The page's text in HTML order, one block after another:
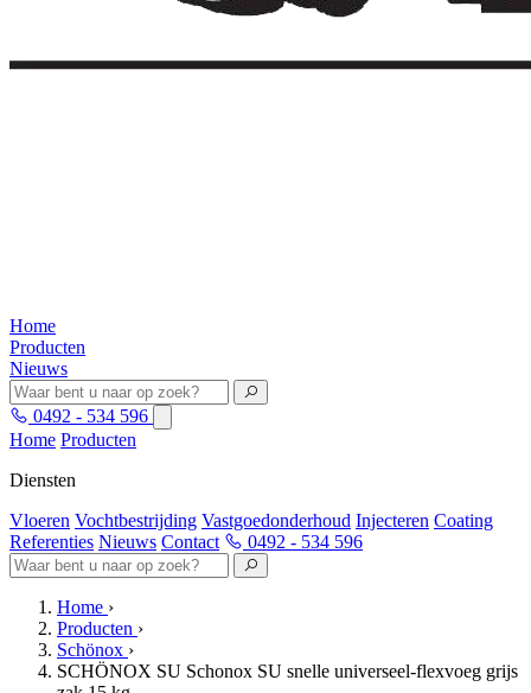
Home
Producten
Nieuws
0492 - 534 596
Home Producten
Diensten
Vloeren Vochtbestrijding Vastgoedonderhoud Injecteren Coating
Referenties Nieuws Contact 0492 - 534 596
Home ›
Producten ›
Schönox ›
SCHÖNOX SU Schonox SU snelle universeel-flexvoeg grijs